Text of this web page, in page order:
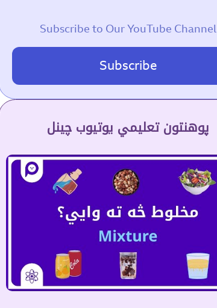
Subscribe to Our YouTube Channel
Subscribe
پوهنتون تعلیمي یوتیوب چینل